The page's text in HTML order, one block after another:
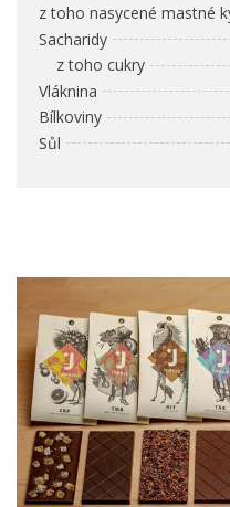
z toho nasycené mastné
Sacharidy
z toho cukry
Vláknina
Bílkoviny
Sůl